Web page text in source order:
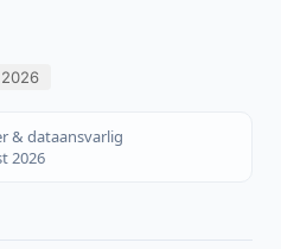
& dataansvarlig
2026